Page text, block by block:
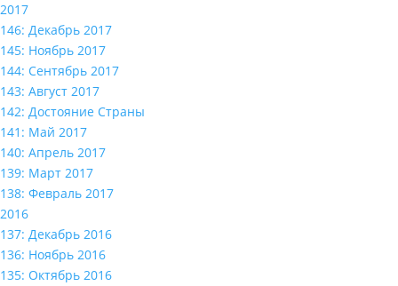
2017
146: Декабрь 2017
145: Ноябрь 2017
144: Сентябрь 2017
143: Август 2017
142: Достояние Страны
141: Май 2017
140: Апрель 2017
139: Март 2017
138: Февраль 2017
2016
137: Декабрь 2016
136: Ноябрь 2016
135: Октябрь 2016